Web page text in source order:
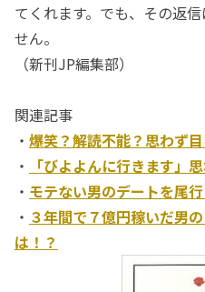
てくれます。でも、その返
せん。
（新刊JP編集部）
関連記事
・ 爆笑？解読不能？思わず
・
「びよよんに行きます」
・ モテない男のデートを尾
・ ３年間で７億円稼いだ男
は！？